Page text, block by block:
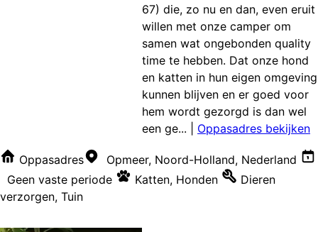
67) die, zo nu en dan, even eruit
willen met onze camper om
samen wat ongebonden quality
time te hebben. Dat onze hond
en katten in hun eigen omgeving
kunnen blijven en er goed voor
hem wordt gezorgd is dan wel
een ge...
Oppasadres bekijken
Oppasadres
Opmeer, Noord-Holland, Nederland
Geen vaste periode
Katten, Honden
Dieren
verzorgen, Tuin